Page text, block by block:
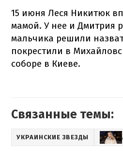
15 июня Леся Никитюк
мамой. У нее и Дмитрия
мальчика решили
покрестили в
соборе в Киеве.
Связанные темы:
УКРАИНСКИЕ ЗВЕЗДЫ